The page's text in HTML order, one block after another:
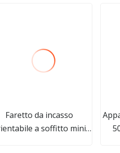
Faretto da incasso
a soffitto mini